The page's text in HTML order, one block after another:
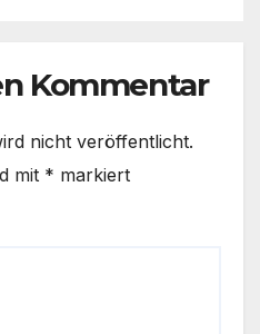
Kommentar
nicht veröffentlicht.
mit * markiert